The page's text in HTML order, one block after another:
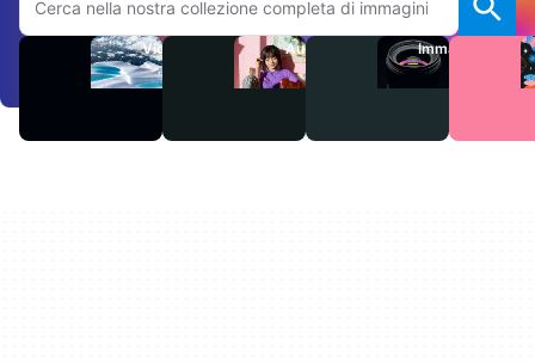
Video Audio Immagini